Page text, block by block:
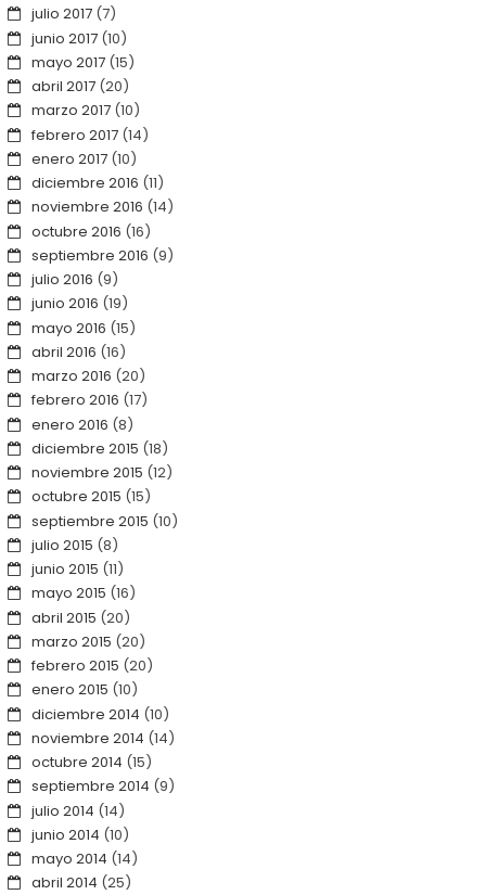
julio 2017(7)
junio 2017(10)
mayo 2017(15)
abril 2017(20)
marzo 2017(10)
febrero 2017(14)
enero 2017(10)
diciembre 2016 (11)
noviembre 2016 (14)
octubre 2016 (16)
septiembre 2016 (9)
julio 2016 (9)
junio 2016 (19)
mayo 2016 (15)
abril 2016 (16)
marzo 2016 (20)
febrero 2016 (17)
enero 2016 (8)
diciembre 2015 (18)
noviembre 2015 (12)
octubre 2015 (15)
septiembre 2015 (10)
julio 2015 (8)
junio 2015 (11)
mayo 2015 (16)
abril 2015 (20)
marzo 2015 (20)
febrero 2015 (20)
enero 2015 (10)
diciembre 2014 (10)
noviembre 2014 (14)
octubre 2014 (15)
septiembre 2014 (9)
julio 2014 (14)
junio 2014 (10)
mayo 2014 (14)
abril 2014 (25)